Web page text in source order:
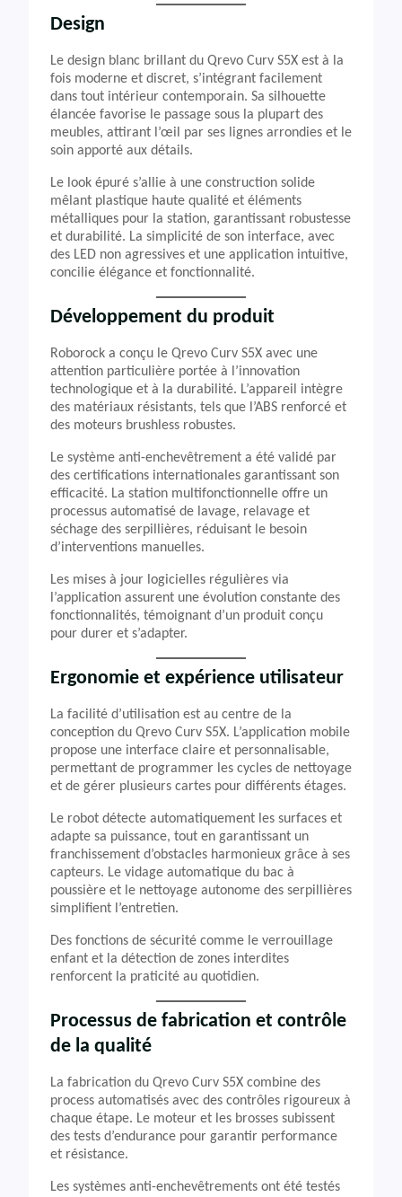
Design
Le design blanc brillant du Qrevo Curv S5X est à la
fois moderne et discret, s’intégrant facilement
dans tout intérieur contemporain. Sa silhouette
élancée favorise le passage sous la plupart des
meubles, attirant l’œil par ses lignes arrondies et le
soin apporté aux détails.
Le look épuré s’allie à une construction solide
mêlant plastique haute qualité et éléments
métalliques pour la station, garantissant robustesse
et durabilité. La simplicité de son interface, avec
des LED non agressives et une application intuitive,
concilie élégance et fonctionnalité.
Développement du produit
Roborock a conçu le Qrevo Curv S5X avec une
attention particulière portée à l’innovation
technologique et à la durabilité. L’appareil intègre
des matériaux résistants, tels que l’ABS renforcé et
des moteurs brushless robustes.
Le système anti-enchevêtrement a été validé par
des certifications internationales garantissant son
efficacité. La station multifonctionnelle offre un
processus automatisé de lavage, relavage et
séchage des serpillières, réduisant le besoin
d’interventions manuelles.
Les mises à jour logicielles régulières via
l’application assurent une évolution constante des
fonctionnalités, témoignant d’un produit conçu
pour durer et s’adapter.
Ergonomie et expérience utilisateur
La facilité d’utilisation est au centre de la
conception du Qrevo Curv S5X. L’application mobile
propose une interface claire et personnalisable,
permettant de programmer les cycles de nettoyage
et de gérer plusieurs cartes pour différents étages.
Le robot détecte automatiquement les surfaces et
adapte sa puissance, tout en garantissant un
franchissement d’obstacles harmonieux grâce à ses
capteurs. Le vidage automatique du bac à
poussière et le nettoyage autonome des serpillières
simplifient l’entretien.
Des fonctions de sécurité comme le verrouillage
enfant et la détection de zones interdites
renforcent la praticité au quotidien.
Processus de fabrication et contrôle
de la qualité
La fabrication du Qrevo Curv S5X combine des
process automatisés avec des contrôles rigoureux à
chaque étape. Le moteur et les brosses subissent
des tests d’endurance pour garantir performance
et résistance.
Les systèmes anti-enchevêtrements ont été testés